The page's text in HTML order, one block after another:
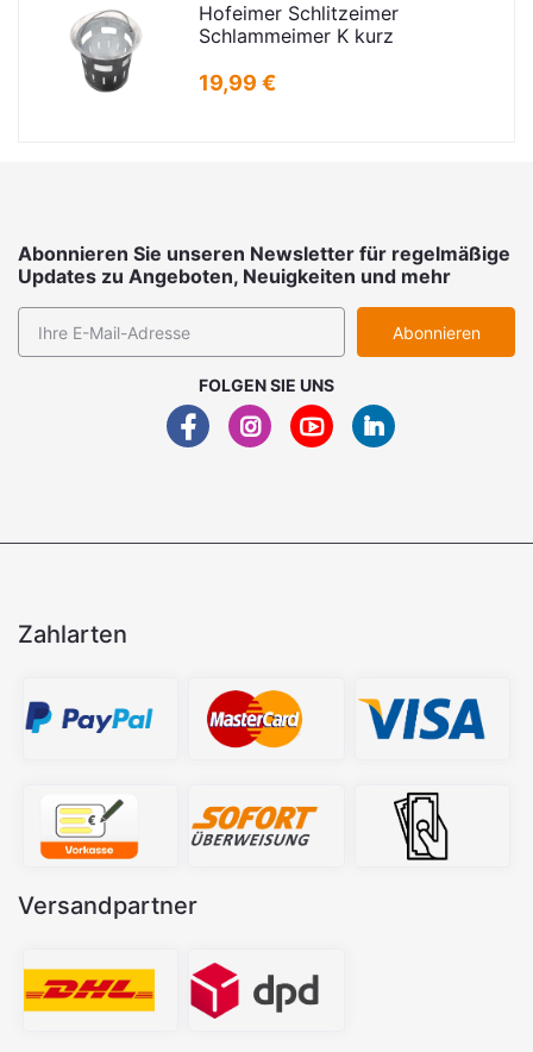
Hofeimer Schlitzeimer
Schlammeimer K kurz
19,99 €
Abonnieren Sie unseren Newsletter für regelmäßige
Updates zu Angeboten, Neuigkeiten und mehr
Abonnieren
FOLGEN SIE UNS
Zahlarten
Versandpartner